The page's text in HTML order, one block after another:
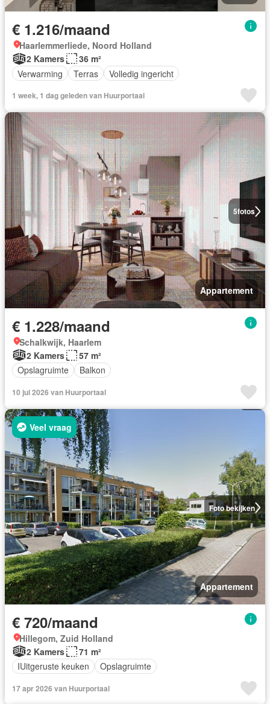
€ 1.216/maand
Haarlemmerliede, Noord Holland
2 Kamers
36 m²
Verwarming
Terras Volledig ingericht
1 week, 1 dag geleden van Huurportaal
5fotos
Appartement
€ 1.228/maand
Schalkwijk, Haarlem
2 Kamers
57 m²
Opslagruimte
Balkon
10 jul 2026 van Huurportaal
Foto bekijken
Veel vraag
Appartement
€ 720/maand
Hillegom, Zuid Holland
2 Kamers
71 m²
IUitgeruste keuken
Opslagruimte
17 apr 2026 van Huurportaal